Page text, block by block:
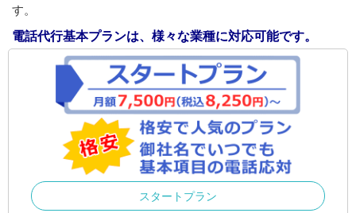
す。
電話代行基本プランは、様々な業種に対応可能です。
スタートプラン